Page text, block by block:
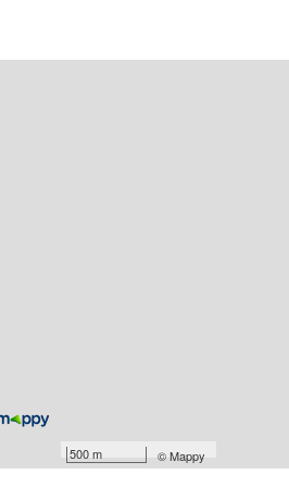
500 m ©Mappy
Barèmes d'honoraires de l'agence